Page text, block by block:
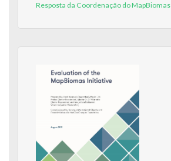
Resposta da Coordenação do MapBiomas